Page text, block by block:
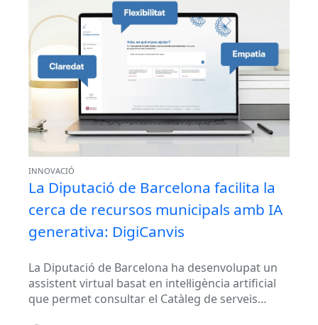
INNOVACIÓ
La Diputació de Barcelona facilita la
cerca de recursos municipals amb IA
generativa: DigiCanvis
La Diputació de Barcelona ha desenvolupat un
assistent virtual basat en intel·ligència artificial
que permet consultar el Catàleg de serveis